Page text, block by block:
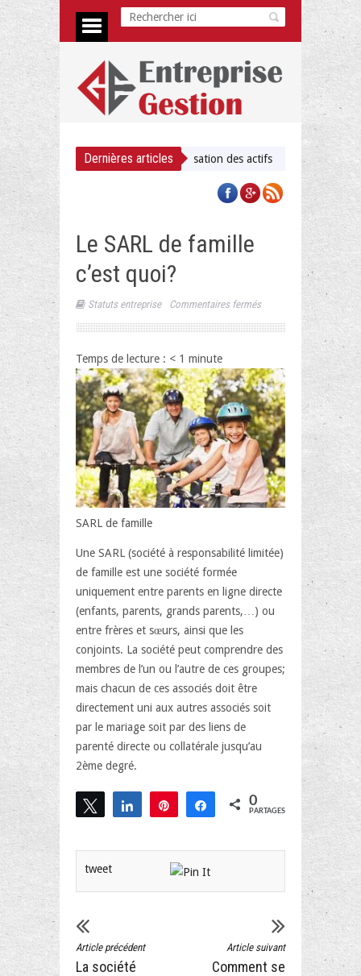
Dernières articles
de document + checklist priorisation des actifs Vendre une
Le SARL de famille
c’est quoi?
Statuts entreprise Commentaires ferméssur
SARL
famille
c’est
quoi?
Temps de lecture : < 1 minute
SARL de famille
Une SARL (société à responsabilité limitée)
de famille est une société formée
uniquement entre parents en ligne directe
(enfants, parents, grands parents,…) ou
entre frères et sœurs, ainsi que les
conjoints. La société peut comprendre des
membres de l’un ou l’autre de ces groupes;
mais chacun de ces associés doit être
directement uni aux autres associés soit
par le mariage soit par des liens de
parenté directe ou collatérale jusqu’au
2ème degré.
Tweetez Partagez Épingle Partagez
0
PARTAGES
tweet
Article précédent
La société
Article suivant
Comment se